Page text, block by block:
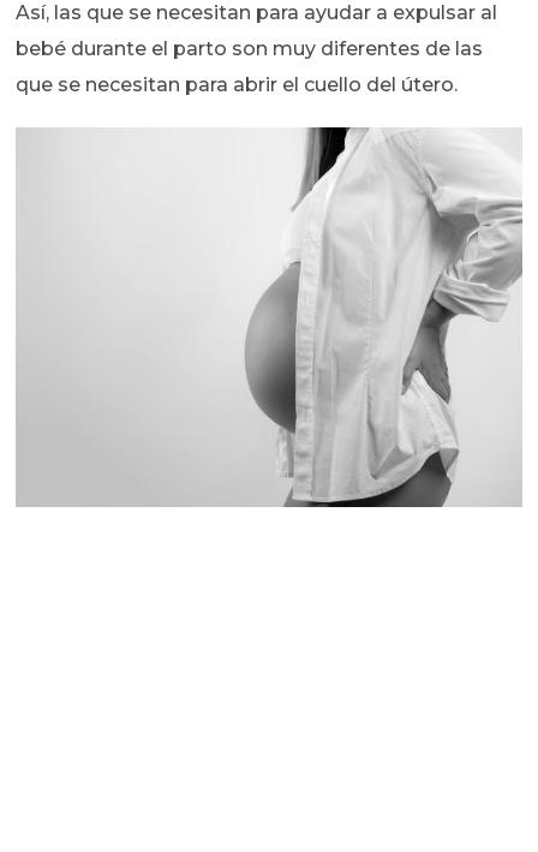
Así, las que se necesitan para ayudar a expulsar al
bebé durante el parto son muy diferentes de las
que se necesitan para abrir el cuello del útero.